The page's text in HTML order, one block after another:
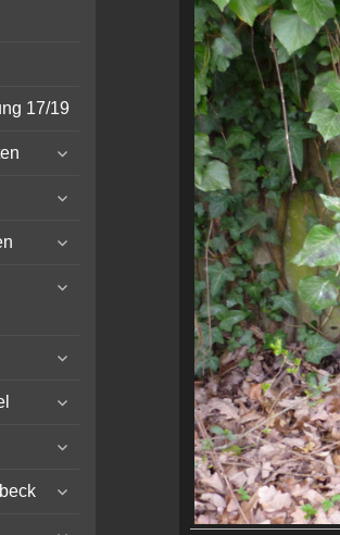
17/19
expand
menu
expand
menu
expand
menu
expand
expand
menu
expand
menu
expand
menu
expand
expand